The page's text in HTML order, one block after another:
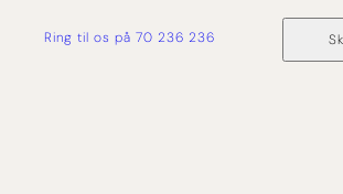
Ring til os på 70 236 236